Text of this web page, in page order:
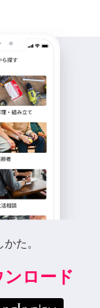
た。
ロード